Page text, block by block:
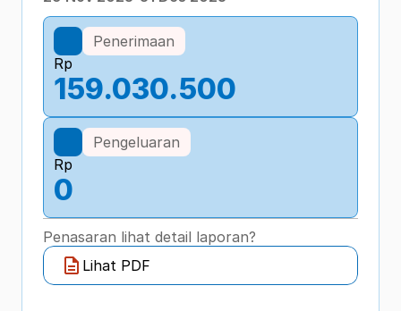
Penerimaan
Rp
159.030.500
Pengeluaran
Rp
0
Penasaran lihat detail laporan?
Lihat PDF